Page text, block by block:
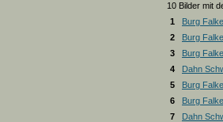
10 Bilder mit
1
Burg
2
Burg
3
Burg
4
Dahn
5
Burg
6
Burg
7
Dahn